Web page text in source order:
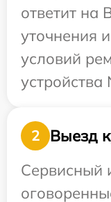
ответит на
уточнения
условий
устройства
2
Выезд
Сервисный